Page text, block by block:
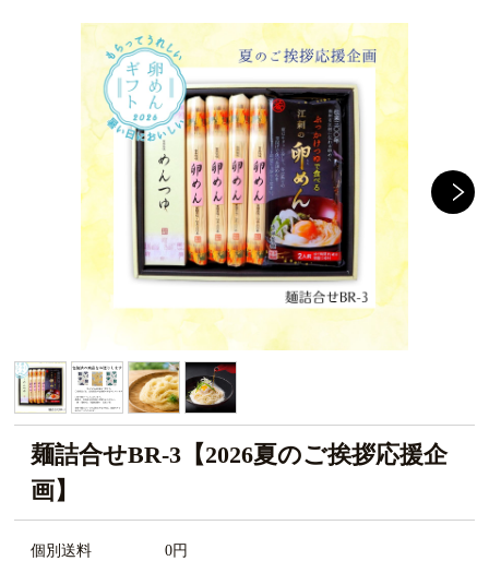
麺詰合せBR-3【2026夏のご挨拶応援企
画】
個別送料 0円